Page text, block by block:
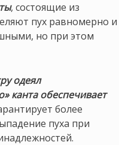
, состоящие из
пух равномерно и
но при этом
одеял
канта обеспечивает
более
пуха при